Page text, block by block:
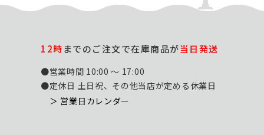
12時までのご注文で在庫商品が当日発送
●営業時間 10:00 ～ 17:00
●定休日 土日祝、その他当店が定める休業日
＞ 営業日カレンダー